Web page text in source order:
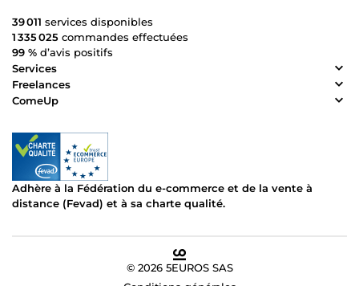
39 011 services disponibles
1 335 025 commandes effectuées
99 % d’avis positifs
Services
Freelances
ComeUp
Adhère à la Fédération du e-commerce et de la vente à
distance (Fevad) et à sa charte qualité.
© 2026 5EUROS SAS